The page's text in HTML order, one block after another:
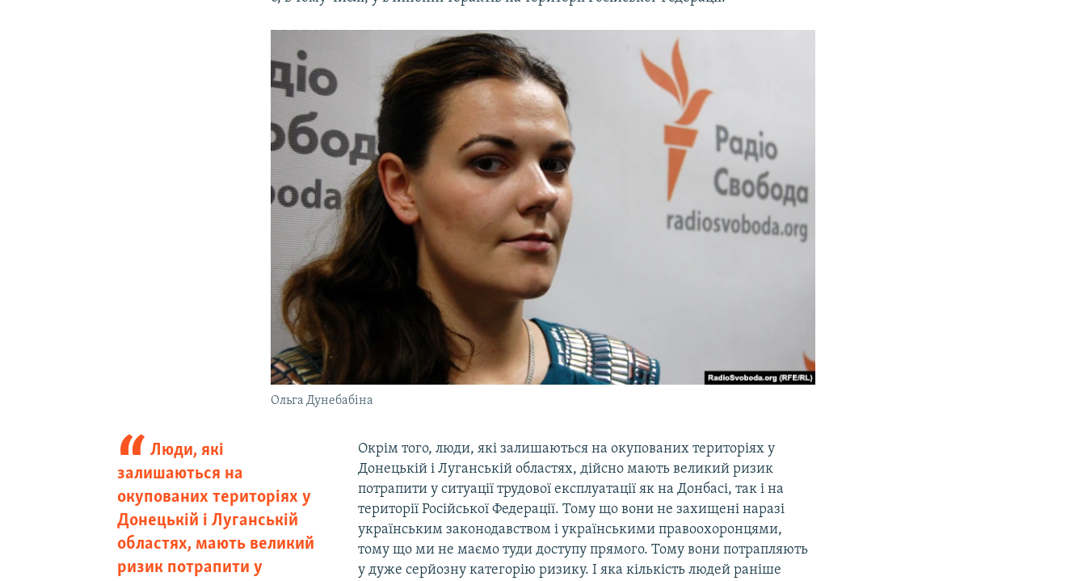
Ольга Дунебабіна
Люди, які
залишаються на
окупованих територіях у
Донецькій і Луганській
областях, мають великий
ризик потрапити у
Окрім того, люди, які залишаються на окупованих територіях у
Донецькій і Луганській областях, дійсно мають великий ризик
потрапити у ситуації трудової експлуатації як на Донбасі, так і на
території Російської Федерації. Тому що вони не захищені наразі
українським законодавством і українськими правоохоронцями,
тому що ми не маємо туди доступу прямого. Тому вони потрапляють
у дуже серйозну категорію ризику. І яка кількість людей раніше